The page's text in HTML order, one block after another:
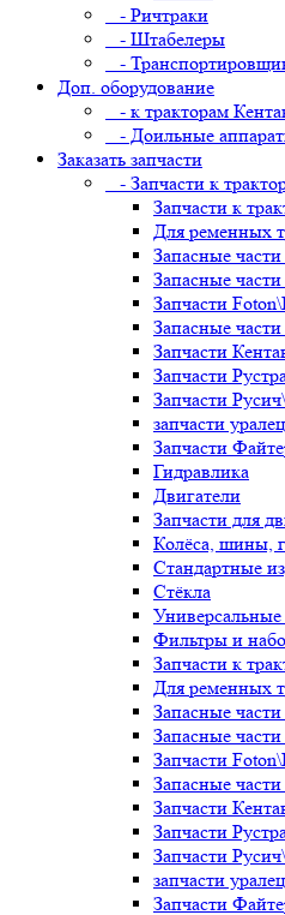
- Ричтраки
- Штабелеры
-
Доп. оборудование
- к тракторам
- Доильные
Заказать запчасти
- Запчасти к
Запчасти к
Для ременных
Запасные
Запасные
Запчасти
Запасные
Запчасти
Запчасти
Запчасти
запчасти уралец
Запчасти
Гидравлика
Двигатели
Запчасти для
Колёса, шины,
Стандартные
Стёкла
Фильтры и
Запчасти к
Для ременных
Запасные
Запасные
Запчасти
Запасные
Запчасти
Запчасти
Запчасти
запчасти уралец
Запчасти